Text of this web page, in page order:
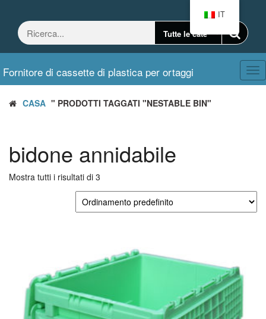
contenuto
Fornitore di cassette di plastica per ortaggi
CASA " PRODOTTI TAGGATI "NESTABLE BIN"
bidone annidabile
Mostra tutti i risultati di 3
IT